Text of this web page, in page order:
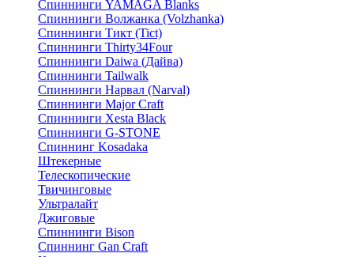
Спиннинги YAMAGA Blanks
Спиннинги Волжанка (Volzhanka)
Спиннинги Тикт (Tict)
Спиннинги Thirty34Four
Спиннинги Daiwa (Дайва)
Спиннинги Tailwalk
Спиннинги Нарвал (Narval)
Спиннинги Major Craft
Спиннинги Xesta Black
Спиннинги G-STONE
Спиннинг Kosadaka
Штекерные
Телескопические
Твичинговые
Ультралайт
Джиговые
Спиннинги Bison
Спиннинг Gan Craft